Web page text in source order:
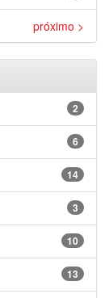
próximo >
2
6
14
3
10
13